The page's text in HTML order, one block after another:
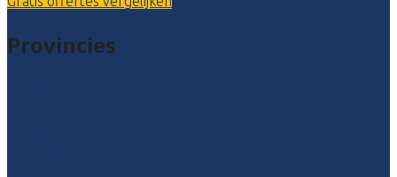
Provincies